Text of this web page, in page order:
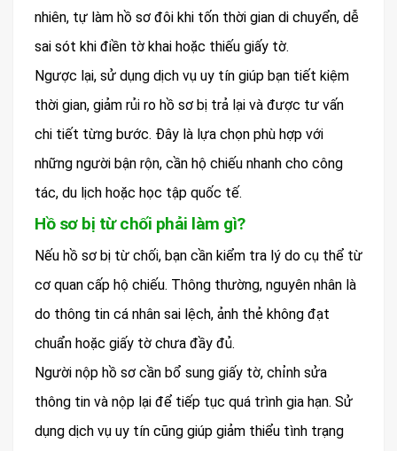
nhiên, tự làm hồ sơ đôi khi tốn thời gian di chuyển, dễ
sai sót khi điền tờ khai hoặc thiếu giấy tờ.
Ngược lại, sử dụng dịch vụ uy tín giúp bạn tiết kiệm
thời gian, giảm rủi ro hồ sơ bị trả lại và được tư vấn
chi tiết từng bước. Đây là lựa chọn phù hợp với
những người bận rộn, cần hộ chiếu nhanh cho công
tác, du lịch hoặc học tập quốc tế.
Hồ sơ bị từ chối phải làm gì?
Nếu hồ sơ bị từ chối, bạn cần kiểm tra lý do cụ thể từ
cơ quan cấp hộ chiếu. Thông thường, nguyên nhân là
do thông tin cá nhân sai lệch, ảnh thẻ không đạt
chuẩn hoặc giấy tờ chưa đầy đủ.
Người nộp hồ sơ cần bổ sung giấy tờ, chỉnh sửa
thông tin và nộp lại để tiếp tục quá trình gia hạn. Sử
dụng dịch vụ uy tín cũng giúp giảm thiểu tình trạng